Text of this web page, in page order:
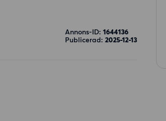
Annons-ID: 1644136
Publicerad: 2025-12-13